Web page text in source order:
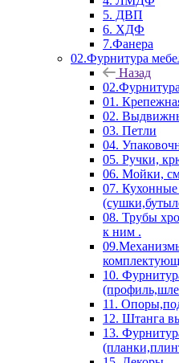
5. ДВП
6. ХДФ
7.Фанера
02.Фурнитура
Назад
01.
02.
03. Петли
04.
05. Ручки,
06. Мойки,
07. Кухонные
08. Трубы
к ним .
10.
11.
12. Штанга
13.